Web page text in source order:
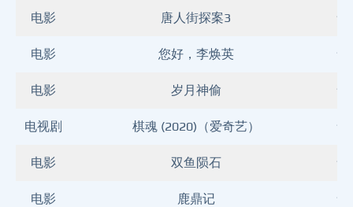
电影 唐人街探案3
电影 您好，李焕英
电影 岁月神偷
电视剧 棋魂 (2020)（爱奇艺）
电影 双鱼陨石
电影 鹿鼎记